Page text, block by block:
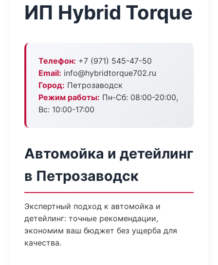
ИП Hybrid Torque
Телефон: +7 (971) 545-47-50
Email: info@hybridtorque702.ru
Город: Петрозаводск
Режим работы: Пн-Сб: 08:00-20:00,
Вс: 10:00-17:00
Автомойка и детейлинг
в Петрозаводск
Экспертный подход к автомойка и
детейлинг: точные рекомендации,
экономим ваш бюджет без ущерба для
качества.